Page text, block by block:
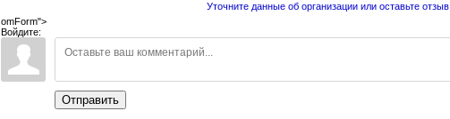
Уточните данные об организации или оставьте отзыв
omForm">
Войдите:
Отправить